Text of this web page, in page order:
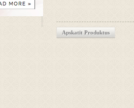
Apskatīt Produktus